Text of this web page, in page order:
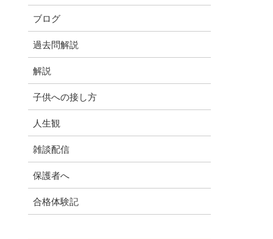
ブログ
過去問解説
解説
子供への接し方
人生観
雑談配信
保護者へ
合格体験記